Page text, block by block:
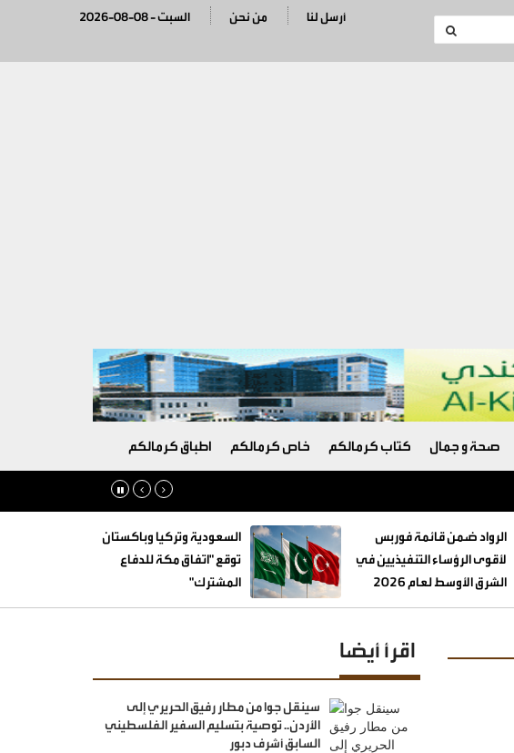
2026-08-08 - السبت من نحن أرسل لنا
صحة و جمال كتاب كرمالكم خاص كرمالكم اطباق كرمالكم
الرواد ضمن قائمة فوربس
لأقوى الرؤساء التنفيذيين في
الشرق الأوسط لعام 2026
السعودية وتركيا وباكستان
توقع "اتفاق مكة للدفاع
المشترك"
اقرأ أيضا
سينقل جوا من مطار رفيق الحريري إلى
الأردن.. توصية بتسليم السفير الفلسطيني
السابق أشرف دبور